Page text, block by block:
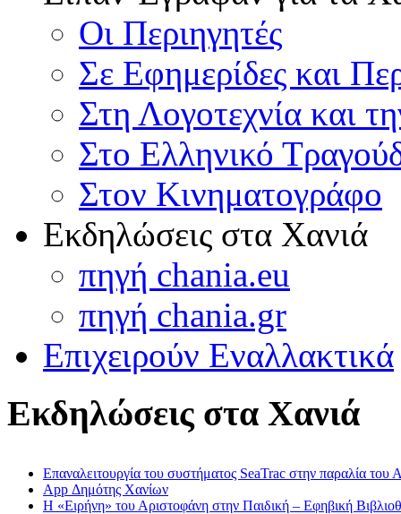
Οι Περιηγητές
Σε Εφημερίδες και
Στη Λογοτεχνία και
Στο Ελληνικό
Στον Κινηματογράφο
Εκδηλώσεις στα Χανιά
πηγή chania.eu
πηγή chania.gr
Επιχειρούν Εναλλακτικά
Εκδηλώσεις στα Χανιά
Επαναλειτουργία του συστήματος SeaTrac στην παραλία του
App Δημότης Χανίων
Η «Ειρήνη» του Αριστοφάνη στην Παιδική – Εφηβική